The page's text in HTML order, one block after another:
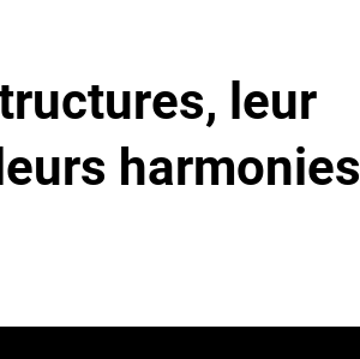
leur
harmonies